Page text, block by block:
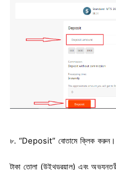
৮. “Deposit” বোতামে ক্লিক করুন।
টাকা তোলা (উইথড্রয়াল) এবং